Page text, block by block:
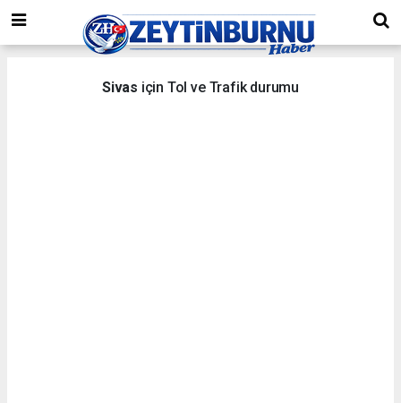
Sivas için Tol ve Trafik durumu